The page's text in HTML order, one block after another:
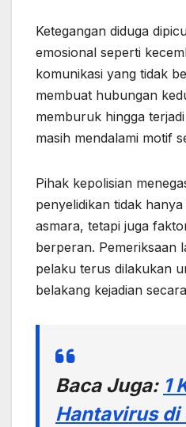
Ketegangan diduga
emosional seperti
komunikasi yang tidak
membuat hubungan
memburuk hingga
masih mendalami motif
Pihak kepolisian
penyelidikan tidak
asmara, tetapi juga
berperan. Pemeriksaan
pelaku terus dilakukan
belakang kejadian
Baca Juga: 1
Hantavirus di